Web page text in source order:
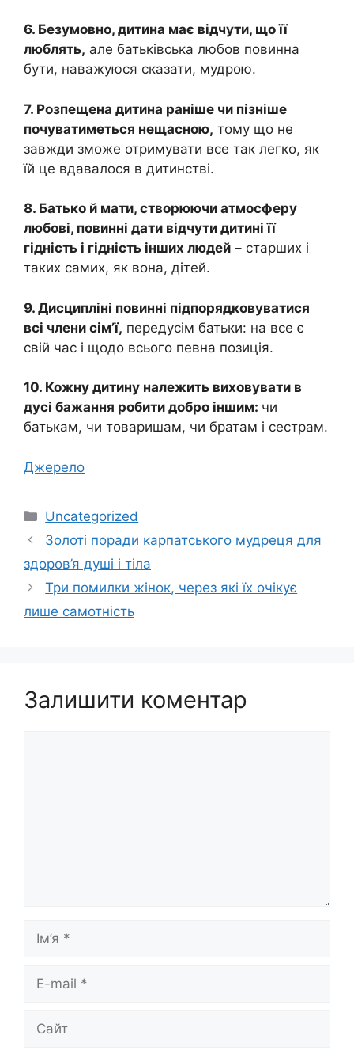
6. Безумовно, дитина має відчути, що її
люблять, але батьківська любов повинна
бути, наважуюся сказати, мудрою.
7. Розпещена дитина раніше чи пізніше
почуватиметься нещасною, тому що не
завжди зможе отримувати все так легко, як
їй це вдавалося в дитинстві.
8. Батько й мати, створюючи атмосферу
любові, повинні дати відчути дитині її
гідність і гідність інших людей – старших і
таких самих, як вона, дітей.
9. Дисципліні повинні підпорядковуватися
всі члени сім’ї, передусім батьки: на все є
свій час і щодо всього певна позиція.
10. Кожну дитину належить виховувати в
дусі бажання робити добро іншим: чи
батькам, чи товаришам, чи братам і сестрам.
Джерело
Категорії
Uncategorized
Золоті поради карпатського мудреця для
здоров’я душі і тіла
Три помилки жінок, через які їх очікує
лише самотність
Залишити коментар
mail